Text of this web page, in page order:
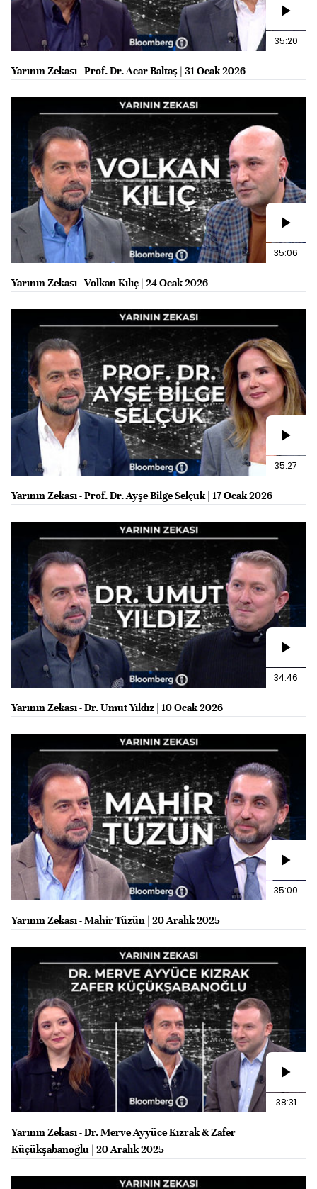
35:20
Yarının Zekası - Prof. Dr. Acar Baltaş | 31 Ocak 2026
35:06
Yarının Zekası - Volkan Kılıç | 24 Ocak 2026
35:27
Yarının Zekası - Prof. Dr. Ayşe Bilge Selçuk | 17 Ocak 2026
34:46
Yarının Zekası - Dr. Umut Yıldız | 10 Ocak 2026
35:00
Yarının Zekası - Mahir Tüzün | 20 Aralık 2025
38:31
Yarının Zekası - Dr. Merve Ayyüce Kızrak & Zafer
Küçükşabanoğlu | 20 Aralık 2025